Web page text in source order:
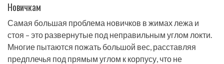
Новичкам
Самая большая проблема новичков в жимах лежа и
стоя – это развернутые под неправильным углом локти.
Многие пытаются пожать большой вес, расставляя
предплечья под прямым углом к корпусу, что не